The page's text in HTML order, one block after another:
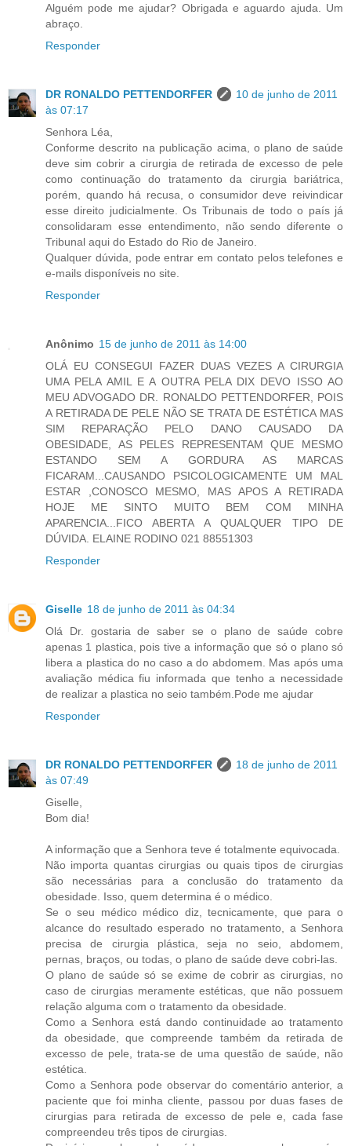
Alguém pode me ajudar? Obrigada e aguardo ajuda. Um
abraço.
Responder
DR RONALDO PETTENDORFER
10 de junho de 2011
às 07:17
Senhora Léa,
Conforme descrito na publicação acima, o plano de saúde
deve sim cobrir a cirurgia de retirada de excesso de pele
como continuação do tratamento da cirurgia bariátrica,
porém, quando há recusa, o consumidor deve reivindicar
esse direito judicialmente. Os Tribunais de todo o país já
consolidaram esse entendimento, não sendo diferente o
Tribunal aqui do Estado do Rio de Janeiro.
Qualquer dúvida, pode entrar em contato pelos telefones e
e-mails disponíveis no site.
Responder
Anônimo 15 de junho de 2011 às 14:00
OLÁ EU CONSEGUI FAZER DUAS VEZES A CIRURGIA
UMA PELA AMIL E A OUTRA PELA DIX DEVO ISSO AO
MEU ADVOGADO DR. RONALDO PETTENDORFER, POIS
A RETIRADA DE PELE NÃO SE TRATA DE ESTÉTICA MAS
SIM REPARAÇÃO PELO DANO CAUSADO DA
OBESIDADE, AS PELES REPRESENTAM QUE MESMO
ESTANDO SEM A GORDURA AS MARCAS
FICARAM...CAUSANDO PSICOLOGICAMENTE UM MAL
ESTAR ,CONOSCO MESMO, MAS APOS A RETIRADA
HOJE ME SINTO MUITO BEM COM MINHA
APARENCIA...FICO ABERTA A QUALQUER TIPO DE
DÚVIDA. ELAINE RODINO 021 88551303
Responder
Giselle 18 de junho de 2011 às 04:34
Olá Dr. gostaria de saber se o plano de saúde cobre
apenas 1 plastica, pois tive a informação que só o plano só
libera a plastica do no caso a do abdomem. Mas após uma
avaliação médica fiu informada que tenho a necessidade
de realizar a plastica no seio também.Pode me ajudar
Responder
DR RONALDO PETTENDORFER
18 de junho de 2011
às 07:49
Giselle,
Bom dia!
A informação que a Senhora teve é totalmente equivocada.
Não importa quantas cirurgias ou quais tipos de cirurgias
são necessárias para a conclusão do tratamento da
obesidade. Isso, quem determina é o médico.
Se o seu médico médico diz, tecnicamente, que para o
alcance do resultado esperado no tratamento, a Senhora
precisa de cirurgia plástica, seja no seio, abdomem,
pernas, braços, ou todas, o plano de saúde deve cobri-las.
O plano de saúde só se exime de cobrir as cirurgias, no
caso de cirurgias meramente estéticas, que não possuem
relação alguma com o tratamento da obesidade.
Como a Senhora está dando continuidade ao tratamento
da obesidade, que compreende também da retirada de
excesso de pele, trata-se de uma questão de saúde, não
estética.
Como a Senhora pode observar do comentário anterior, a
paciente que foi minha cliente, passou por duas fases de
cirurgias para retirada de excesso de pele e, cada fase
compreendeu três tipos de cirurgias.